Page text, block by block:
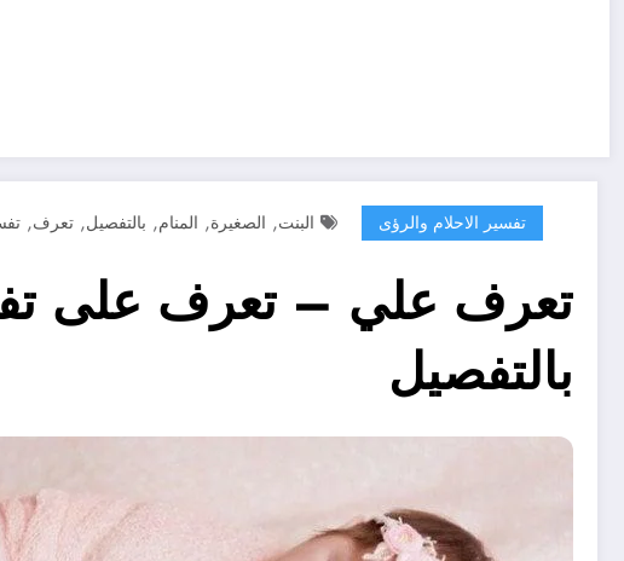
تفسير الاحلام والرؤى البنت, الصغيرة, المنام, بالتفصيل, تعرف,
تعرف علي – تعرف على
بالتفصيل